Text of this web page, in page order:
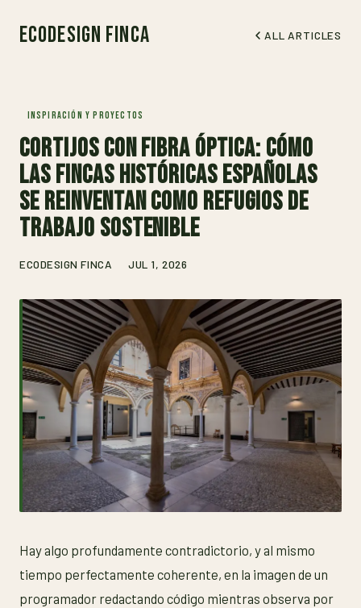
EcoDesign Finca ALL ARTICLES
INSPIRACIÓN Y PROYECTOS
Cortijos con fibra óptica: cómo
las fincas históricas españolas
se reinventan como refugios de
trabajo sostenible
ECODESIGN FINCA JUL 1, 2026
Hay algo profundamente contradictorio, y al mismo
tiempo perfectamente coherente, en la imagen de un
programador redactando código mientras observa por